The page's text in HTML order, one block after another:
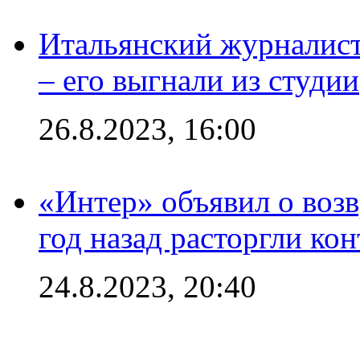
Итальянский
– его выгнали из студии
26.8.2023, 16:00
«Интер» объявил о
год назад расторгли
24.8.2023, 20:40